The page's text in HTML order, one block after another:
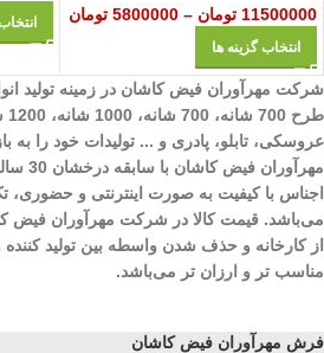
11500000 تومان –
5800000 تومان
انتخاب گزینه ها
شرکت مهرآوران فیض کاشان در زمینه تولید
عروسکی، تابلو، پادری و ... تولیدات خود را
اجناس با کیفیت به صورت اینترنتی و حضوری،
می‌باشد. قیمت کالا در شرکت مهرآوران فیض
از کارخانه و حذف شدن واسطه بین تولید کننده
مناسب تر و ارزان تر می‌باشد.
فرش مهرآوران فیض کاشان